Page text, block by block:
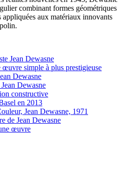
combinant formes géométriques
appliquées aux matériaux innovants
Jean Dewasne
œuvre simple à plus prestigieuse
Dewasne
Dewasne
constructive
en 2013
Jean Dewasne, 1971
de Jean Dewasne
œuvre